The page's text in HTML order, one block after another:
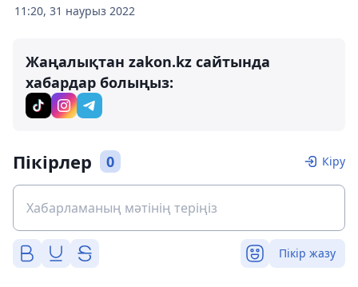
11:20, 31 наурыз 2022
Жаңалықтан zakon.kz сайтында
хабардар болыңыз:
Пікірлер 0 Кіру
Пікір жазу